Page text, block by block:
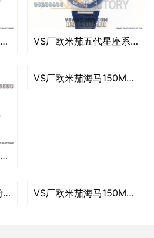
VS厂欧米茄海马150里约白复刻腕表-VS手表 VS厂欧米茄五代星座系列蓝圈白面复刻腕表-VS手表
VS厂欧米茄海马150垂直柚木黑盘复刻腕表-VS手表
VS厂欧米茄海马150M柚木白盘橙针款复刻腕表-VS手表
VS厂欧米茄碟飞女款粉色贝壳面复刻腕表-VS手表 VS厂欧米茄海马150M世界时冰蓝款复刻表-VS手表